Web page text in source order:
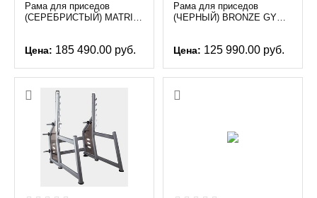
Рама для приседов
(СЕРЕБРИСТЫЙ) MATRIX
Цена: 185 490.00 руб.
Рама для приседов
(ЧЕРНЫЙ) BRONZE GYM
Цена: 125 990.00 руб.